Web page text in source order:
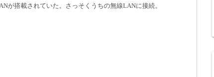
が搭載されていた。さっそくうちの無線LANに接続。